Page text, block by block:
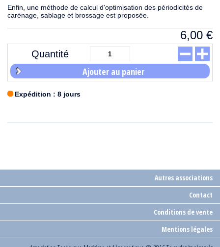
Enfin, une méthode de calcul d'optimisation des périodicités de
carénage, sablage et brossage est proposée.
6,00 €
Quantité
Ajouter au panier
Expédition : 8 jours
Autres associations
Contact
Conditions de vente
Mentions légales